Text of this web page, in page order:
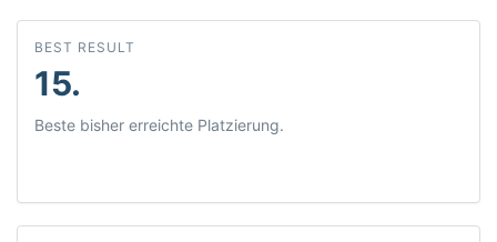
BEST RESULT
15.
Beste bisher erreichte Platzierung.